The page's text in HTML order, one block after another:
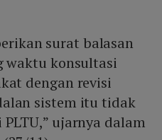
surat balasan
waktu konsultasi
dengan revisi
sistem itu tidak
ujarnya dalam